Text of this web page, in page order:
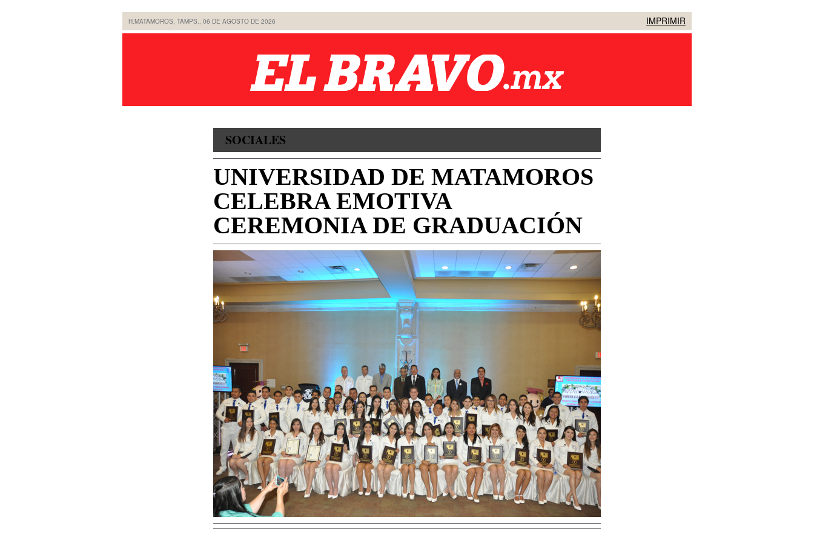
H.MATAMOROS, TAMPS., 06 DE AGOSTO DE 2026 IMPRIMIR
SOCIALES
UNIVERSIDAD DE MATAMOROS
CELEBRA EMOTIVA
CEREMONIA DE GRADUACIÓN